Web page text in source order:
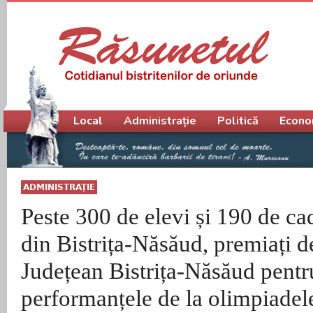
ADMINISTRAŢIE
Peste 300 de elevi și 190 de
din Bistrița-Năsăud, premiați
Județean Bistrița-Năsăud
performanțele de la
Meniu principal
Local Administrație Politică